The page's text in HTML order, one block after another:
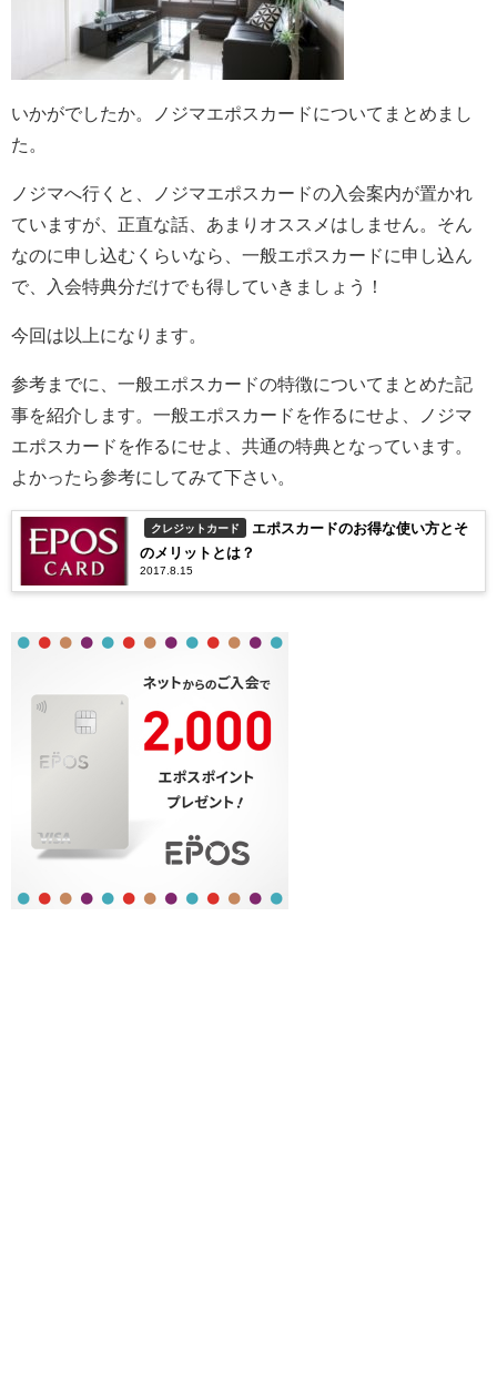
いかがでしたか。ノジマエポスカードについてまとめまし
た。
ノジマへ行くと、ノジマエポスカードの入会案内が置かれ
ていますが、正直な話、あまりオススメはしません。そん
なのに申し込むくらいなら、一般エポスカードに申し込ん
で、入会特典分だけでも得していきましょう！
今回は以上になります。
参考までに、一般エポスカードの特徴についてまとめた記
事を紹介します。一般エポスカードを作るにせよ、ノジマ
エポスカードを作るにせよ、共通の特典となっています。
よかったら参考にしてみて下さい。
クレジットカード
エポスカードのお得な使い方とそ
のメリットとは？
2017.8.15